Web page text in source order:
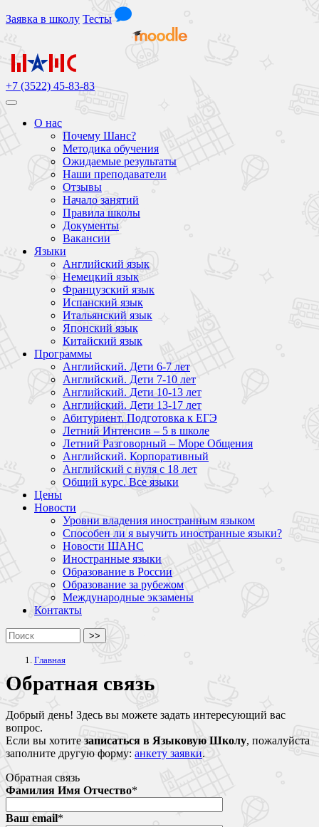
Заявка в школу Тесты
+7 (3522) 45-83-83
О нас
Почему Шанс?
Методика обучения
Ожидаемые результаты
Наши преподаватели
Отзывы
Начало занятий
Правила школы
Документы
Вакансии
Языки
Английский язык
Немецкий язык
Французский язык
Испанский язык
Итальянский язык
Японский язык
Китайский язык
Программы
Английский. Дети 6-7 лет
Английский. Дети 7-10 лет
Английский. Дети 10-13 лет
Английский. Дети 13-17 лет
Абитуриент. Подготовка к ЕГЭ
Летний Интенсив – 5 в школе
Летний Разговорный – Море Общения
Английский. Корпоративный
Английский с нуля с 18 лет
Общий курс. Все языки
Цены
Новости
Уровни владения иностранным языком
Способен ли я выучить иностранные языки?
Новости ШАНС
Иностранные языки
Образование в России
Образование за рубежом
Международные экзамены
Контакты
>>
Главная
Обратная связь
Добрый день! Здесь вы можете задать интересующий вас
вопрос.
Если вы хотите записаться в Языковую Школу, пожалуйста
заполните другую форму: анкету заявки.
Обратная связь
Фамилия Имя Отчество*
Ваш email*